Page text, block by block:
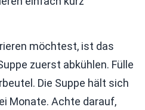
möchtest, ist das
zuerst abkühlen. Fülle
Die Suppe hält sich
Monate. Achte darauf,